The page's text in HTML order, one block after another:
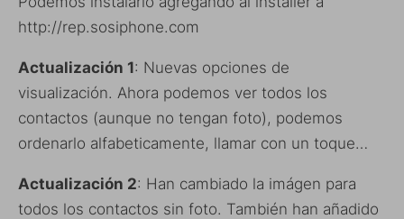
http://rep.sosiphone.com
Actualización 1: Nuevas opciones de
visualización. Ahora podemos ver todos los
contactos (aunque no tengan foto), podemos
ordenarlo alfabeticamente, llamar con un toque…
Actualización 2: Han cambiado la imágen para
todos los contactos sin foto. También han añadido